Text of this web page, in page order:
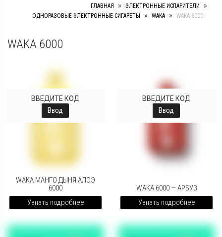
ГЛАВНАЯ » ЭЛЕКТРОННЫЕ ИСПАРИТЕЛИ »
ОДНОРАЗОВЫЕ ЭЛЕКТРОННЫЕ СИГАРЕТЫ » WAKA » WAKA 6000
WAKA 6000
ВВЕДИТЕ КОД
Ввод
WAKA МАНГО ДЫНЯ АЛОЭ
6000
Узнать подробнее
ВВЕДИТЕ КОД
Ввод
WAKA 6000 — АРБУЗ
Узнать подробнее